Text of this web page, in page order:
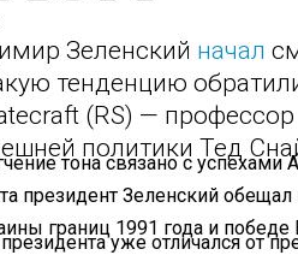
Зеленский начал
тенденцию
(RS) —
политики Тед
тона связано с
президент Зеленский
границ 1991 года и победе
уже отличался от